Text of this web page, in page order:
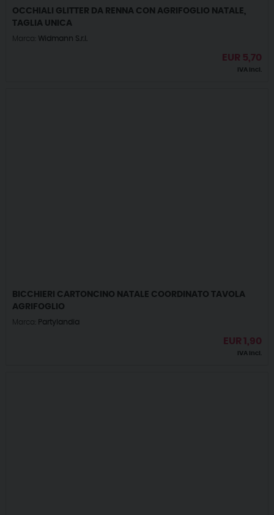
OCCHIALI GLITTER DA RENNA CON AGRIFOGLIO NATALE,
TAGLIA UNICA
Marca: Widmann S.r.l.
EUR 5,70
IVA incl.
BICCHIERI CARTONCINO NATALE COORDINATO TAVOLA
AGRIFOGLIO
Marca: Partylandia
EUR1,90
IVA incl.